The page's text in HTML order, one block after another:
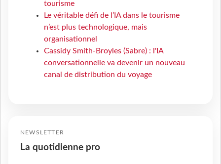
tourisme
Le véritable défi de l’IA dans le tourisme
n’est plus technologique, mais
organisationnel
Cassidy Smith-Broyles (Sabre) : l'IA
conversationnelle va devenir un nouveau
canal de distribution du voyage
NEWSLETTER
La quotidienne pro